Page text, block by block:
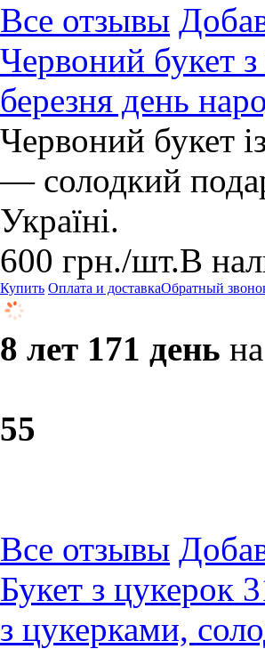
Все отзывы
Червоний букет
березня день
Червоний букет
— солодкий
Україні.
600 грн./шт.В
Купить Оплата и доставкаОбратный
8 лет 171 день
55
Все отзывы
Букет з цукерок
з цукерками,